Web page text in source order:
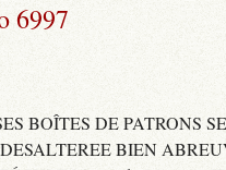
6997
BOÎTES DE PATRONS
BIEN